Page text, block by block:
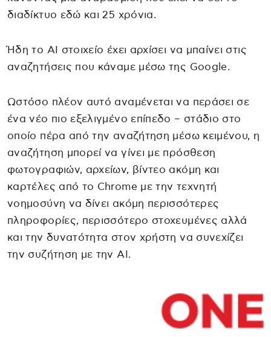
διαδίκτυο εδώ και 25 χρόνια.
Ήδη το AI στοιχείο έχει αρχίσει να μπαίνει στις
αναζητήσεις που κάναμε μέσω της Google.
Ωστόσο πλέον αυτό αναμένεται να περάσει σε
ένα νέο πιο εξελιγμένο επίπεδο – στάδιο στο
οποίο πέρα από την αναζήτηση μέσω κειμένου, η
αναζήτηση μπορεί να γίνει με πρόσθεση
φωτογραφιών, αρχείων, βίντεο ακόμη και
καρτέλες από το Chrome με την τεχνητή
νοημοσύνη να δίνει ακόμη περισσότερες
πληροφορίες, περισσότερο στοχευμένες αλλά
και την δυνατότητα στον χρήστη να συνεχίζει
την συζήτηση με την ΑΙ.